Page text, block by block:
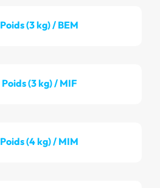
Poids (3 kg) / BEM
Poids (3 kg) / MIF
Poids (4 kg) / MIM